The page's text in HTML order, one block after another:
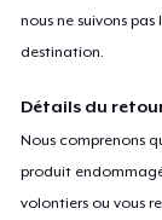
nous ne suivons
destination.
Détails du
Nous comprenons
produit
volontiers ou vous